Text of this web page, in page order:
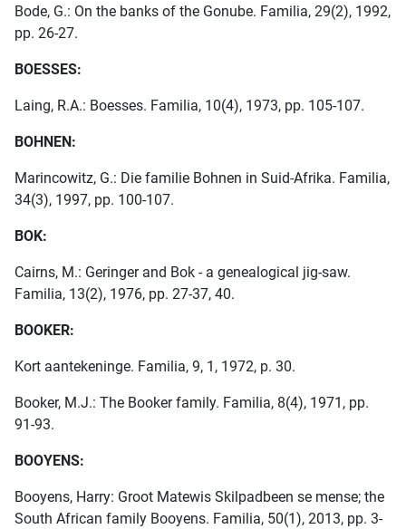
Bode, G.: On the banks of the Gonube. Familia, 29(2), 1992,
pp. 26-27.
BOESSES:
Laing, R.A.: Boesses. Familia, 10(4), 1973, pp. 105-107.
BOHNEN:
Marincowitz, G.: Die familie Bohnen in Suid-Afrika. Familia,
34(3), 1997, pp. 100-107.
BOK:
Cairns, M.: Geringer and Bok - a genealogical jig-saw.
Familia, 13(2), 1976, pp. 27-37, 40.
BOOKER:
Kort aantekeninge. Familia, 9, 1, 1972, p. 30.
Booker, M.J.: The Booker family. Familia, 8(4), 1971, pp.
91-93.
BOOYENS:
Booyens, Harry: Groot Matewis Skilpadbeen se mense; the
South African family Booyens. Familia, 50(1), 2013, pp. 3-